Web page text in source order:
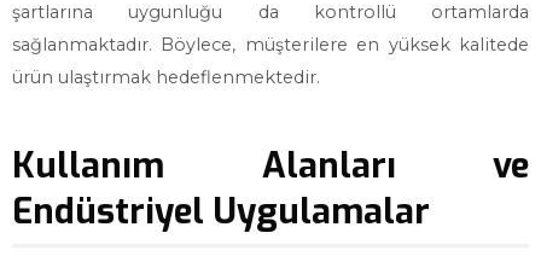
şartlarına uygunluğu da kontrollü ortamlarda
sağlanmaktadır. Böylece, müşterilere en yüksek kalitede
ürün ulaştırmak hedeflenmektedir.
Kullanım Alanları ve
Endüstriyel Uygulamalar